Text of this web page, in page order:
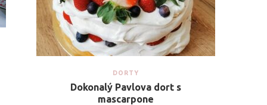
DORTY
Dokonalý Pavlova dort s
mascarpone